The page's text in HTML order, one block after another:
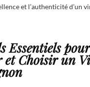
et l’authenticité d’un
Essentiels pour
et Choisir un